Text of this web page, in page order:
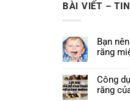
BÀI VIẾT –
Bạn
răng
Công
răng